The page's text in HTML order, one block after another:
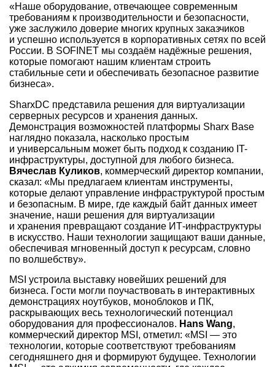
«Наше оборудование, отвечающее современным
требованиям к производительности и безопасности,
уже заслужило доверие многих крупных заказчиков
и успешно используется в корпоративных сетях по всей
России. В SOFINET мы создаём надёжные решения,
которые помогают нашим клиентам строить
стабильные сети и обеспечивать безопасное развитие
бизнеса».
SharxDC представила решения для виртуализации
серверных ресурсов и хранения данных.
Демонстрация возможностей платформы Sharx Base
наглядно показала, насколько простым
и универсальным может быть подход к созданию IT-
инфраструктуры, доступной для любого бизнеса.
Вячеслав Куликов, коммерческий директор компании,
сказал: «Мы предлагаем клиентам инструменты,
которые делают управление инфраструктурой простым
и безопасным. В мире, где каждый байт данных имеет
значение, наши решения для виртуализации
и хранения превращают создание ИТ-инфраструктуры
в искусство. Наши технологии защищают ваши данные,
обеспечивая мгновенный доступ к ресурсам, словно
по волшебству».
MSI устроила выставку новейших решений для
бизнеса. Гости могли поучаствовать в интерактивных
демонстрациях ноутбуков, моноблоков и ПК,
раскрывающих весь технологический потенциал
оборудования для профессионалов. Hans Wang,
коммерческий директор MSI, отметил: «MSI — это
технологии, которые соответствуют требованиям
сегодняшнего дня и формируют будущее. Технологии